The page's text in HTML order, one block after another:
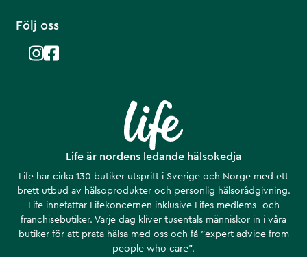
Life är nordens ledande hälsokedja
Life har cirka 130 butiker utspritt i Sverige och Norge med ett
brett utbud av hälsoprodukter och personlig hälsorådgivning.
Life innefattar Lifekoncernen inklusive Lifes medlems- och
franchisebutiker. Varje dag kliver tusentals människor in i våra
butiker för att prata hälsa med oss och få ”expert advice from
people who care”.
Följ oss